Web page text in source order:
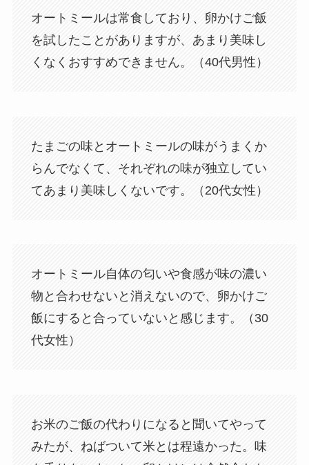
オートミールは常食しており、卵かけご飯
を試したことがありますが、あまり美味し
くなくおすすめできません。（40代男性）
たまごの味とオートミールの味がうまくか
らんでなくて、それぞれの味が独立してい
てあまり美味しくないです。（20代女性）
オートミール自体の匂いや食感が味の濃い
物と合わせないと消えないので、卵かけご
飯にすると合っていないと感じます。（30
代女性）
お米のご飯の代わりになると聞いてやって
みたが、ねばついて米とは程遠かった。味